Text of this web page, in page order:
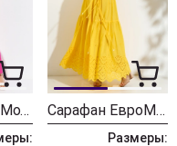
Платье ЕвроМода 614 розовый Сарафан ЕвроМода 705 желтый
Размеры: